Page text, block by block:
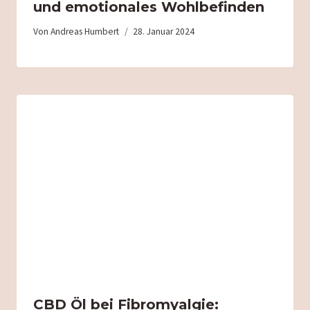
und emotionales Wohlbefinden
Von Andreas Humbert 28. Januar 2024
CBD Öl bei Fibromyalgie: